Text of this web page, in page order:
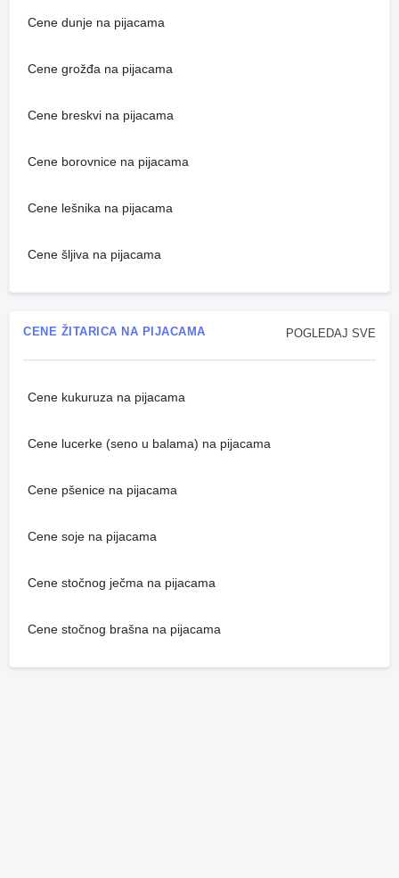
Cene dunje na pijacama
Cene grožđa na pijacama
Cene breskvi na pijacama
Cene borovnice na pijacama
Cene lešnika na pijacama
Cene šljiva na pijacama
POGLEDAJ SVE
CENE ŽITARICA NA PIJACAMA
Cene kukuruza na pijacama
Cene lucerke (seno u balama) na pijacama
Cene pšenice na pijacama
Cene soje na pijacama
Cene stočnog ječma na pijacama
Cene stočnog brašna na pijacama